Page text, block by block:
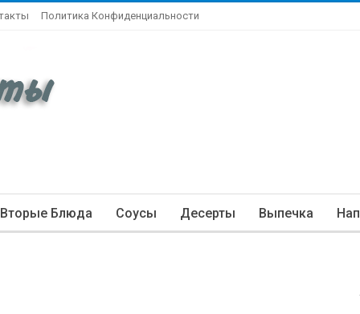
Политика Конфиденциальности
Вторые Блюда Соусы Десерты Выпечка